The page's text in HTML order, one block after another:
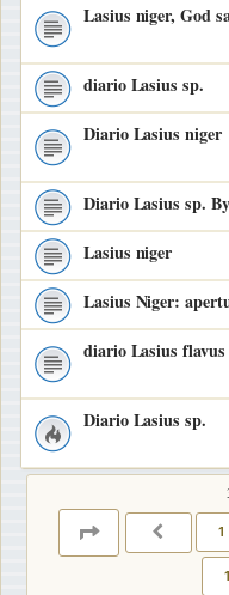
Lasius niger, God
diario Lasius sp.
Diario Lasius niger
Diario Lasius sp.
Lasius niger
Lasius Niger:
diario Lasius flavus
Diario Lasius sp.
PAGINA3 1